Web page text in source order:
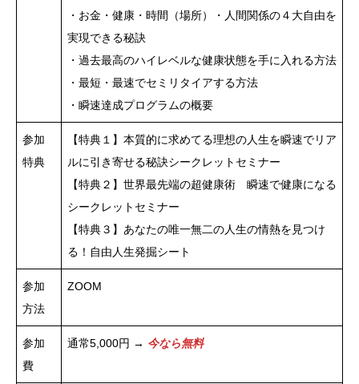
・お金・健康・時間（場所）・人間関係の４大自由を
実現できる秘訣
・過去最高のハイレベルな健康状態を手に入れる方法
・最短・最速でセミリタイアする方法
・瞬速達成プログラムの概要
参加
特典
【特典１】本質的に求めてる理想の人生を瞬速でリア
ルに引き寄せる秘訣シークレットセミナー
【特典２】世界最先端の超健康術 瞬速で健康になる
シークレットセミナー
【特典３】あなたの唯一無二の人生の情熱を見つけ
る！自由人生発掘シート
参加
方法
ZOOM
参加
費
通常5,000円 → 今なら無料